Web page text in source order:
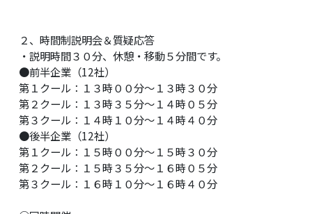
２、時間制説明会＆質疑応答
・説明時間３０分、休憩・移動５分間です。
●前半企業（12社）
第１クール：１３時００分〜１３時３０分
第２クール：１３時３５分〜１４時０５分
第３クール：１４時１０分〜１４時４０分
●後半企業（12社）
第１クール：１５時００分〜１５時３０分
第２クール：１５時３５分〜１６時０５分
第３クール：１６時１０分〜１６時４０分